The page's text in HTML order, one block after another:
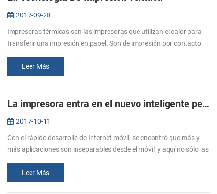
2017-09-28
Impresoras térmicas son las impresoras que utilizan el calor para
transferir una impresión en papel. Son de impresión por contacto
Leer Más
La impresora entra en el nuevo inteligente período--nueva impresora portátil PTP-II/BT71 será una buena opción.
2017-10-11
Con el rápido desarrollo de Internet móvil, se encontró que más y
más aplicaciones son inseparables desde el móvil, y aquí no sólo las
Leer Más